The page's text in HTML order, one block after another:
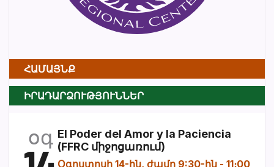
ՀԱՄԱՅՆՔ
ԻՐԱԴԱՐՁՈՒԹՅՈՒՆՆԵՐ
օգ El Poder del Amor y la Paciencia
(FFRC միջոցառում)
Օգոստոսի 14-ին, ժամը 9:30-ին - 11։00